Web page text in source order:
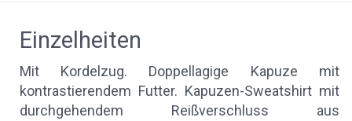
Einzelheiten
Mit Kordelzug. Doppellagige Kapuze mit
kontrastierendem Futter. Kapuzen-Sweatshirt mit
durchgehendem Reißverschluss aus